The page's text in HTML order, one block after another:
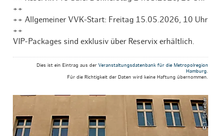
++
++ Allgemeiner VVK-Start: Freitag 15.05.2026, 10 Uhr
++
VIP-Packages sind exklusiv über Reservix erhältlich.
Dies ist ein Eintrag aus der Veranstaltungsdatenbank für die Metropolregion
Hamburg.
Für die Richtigkeit der Daten wird keine Haftung übernommen.
© T. Schreiber